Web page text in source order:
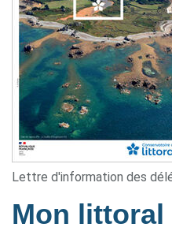
Lettre d'information des
Mon littoral